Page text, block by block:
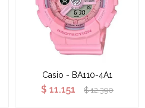
Casio - BA110-4A1
$ 11.151 $ 12.390